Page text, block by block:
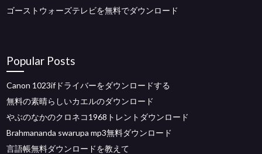
ゴーストウォーズテレビを無料でダウンロード
Popular Posts
Canon 1023ifドライバーをダウンロードする
無料の素晴らしいカエルのダウンロード
やぶのなかのクロネコ1968トレントダウンロード
Brahmananda swarupa mp3無料ダウンロード
言語帳無料ダウンロードを教えて